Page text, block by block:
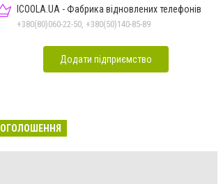
ICOOLA.UA - Фабрика відновлених телефонів
+380(80)060-22-50, +380(50)140-85-89
Додати підприємство
ОГОЛОШЕННЯ